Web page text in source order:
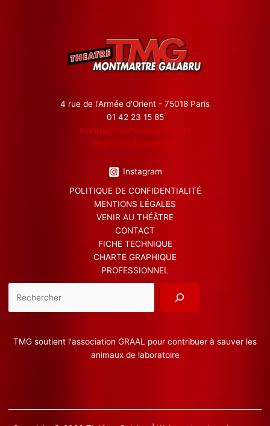
4 rue de l'Armée d'Orient - 75018 Paris
01 42 23 15 85
marina@theatregalabru.com
tmg75018@gmail.com
Instagram
POLITIQUE DE CONFIDENTIALITÉ
MENTIONS LÉGALES
VENIR AU THÉÂTRE
CONTACT
FICHE TECHNIQUE
CHARTE GRAPHIQUE
PROFESSIONNEL
TMG soutient l'association GRAAL pour contribuer à sauver les
animaux de laboratoire